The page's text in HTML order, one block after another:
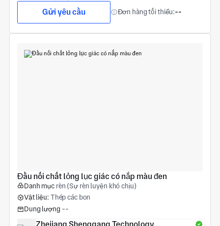
Gửi yêu cầu Đơn hàng tối thiểu:--
Đầu nối chất lỏng lục giác có nắp màu đen
Danh mục rèn (Sự rèn luyện khó chịu)
Vật liệu: Thép các bon
Dung lượng --